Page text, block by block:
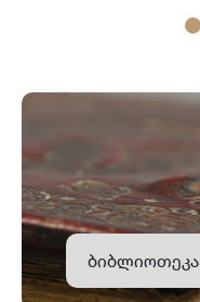
ბიბლიოთეკა